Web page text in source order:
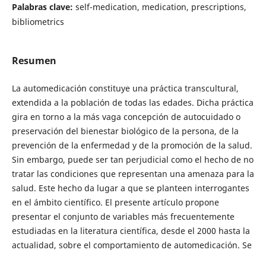
Palabras clave: self-medication, medication, prescriptions,
bibliometrics
Resumen
La automedicación constituye una práctica transcultural,
extendida a la población de todas las edades. Dicha práctica
gira en torno a la más vaga concepción de autocuidado o
preservación del bienestar biológico de la persona, de la
prevención de la enfermedad y de la promoción de la salud.
Sin embargo, puede ser tan perjudicial como el hecho de no
tratar las condiciones que representan una amenaza para la
salud. Este hecho da lugar a que se planteen interrogantes
en el ámbito científico. El presente artículo propone
presentar el conjunto de variables más frecuentemente
estudiadas en la literatura científica, desde el 2000 hasta la
actualidad, sobre el comportamiento de automedicación. Se